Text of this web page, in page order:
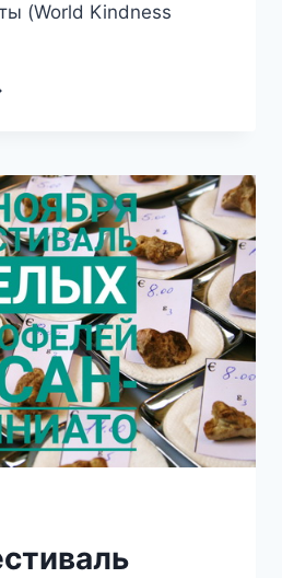
(World Kindness